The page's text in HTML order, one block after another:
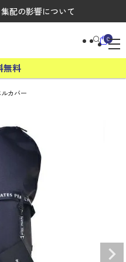
配の影響について
0
無料
ルカバー